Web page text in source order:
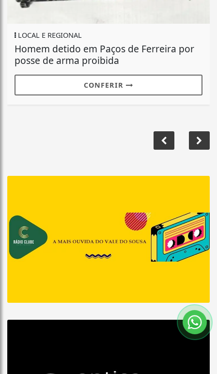
LOCAL E REGIONAL
Homem detido em Paços de Ferreira por
posse de arma proibida
CONFERIR